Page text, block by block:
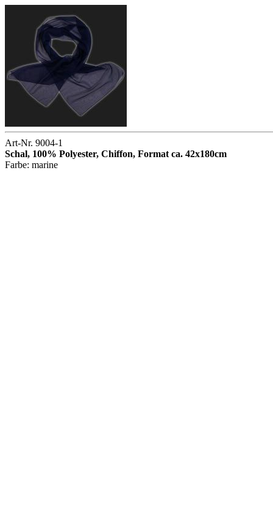
Art-Nr. 9004-1
Schal, 100% Polyester, Chiffon, Format ca. 42x180cm
Farbe: marine